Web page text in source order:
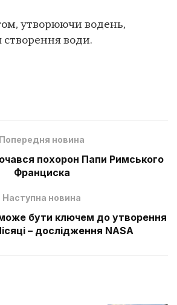
утворюючи водень,
води.
Попередня новина
похорон Папи Римського
Франциска
Наступна новина
бути ключем до утворення
– дослідження NASA